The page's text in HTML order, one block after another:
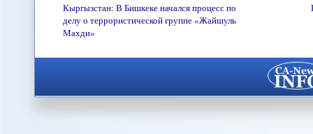
Кыргызстан: В Бишкеке начался процесс по
делу о террористической группе «Жайшуль
Махди»